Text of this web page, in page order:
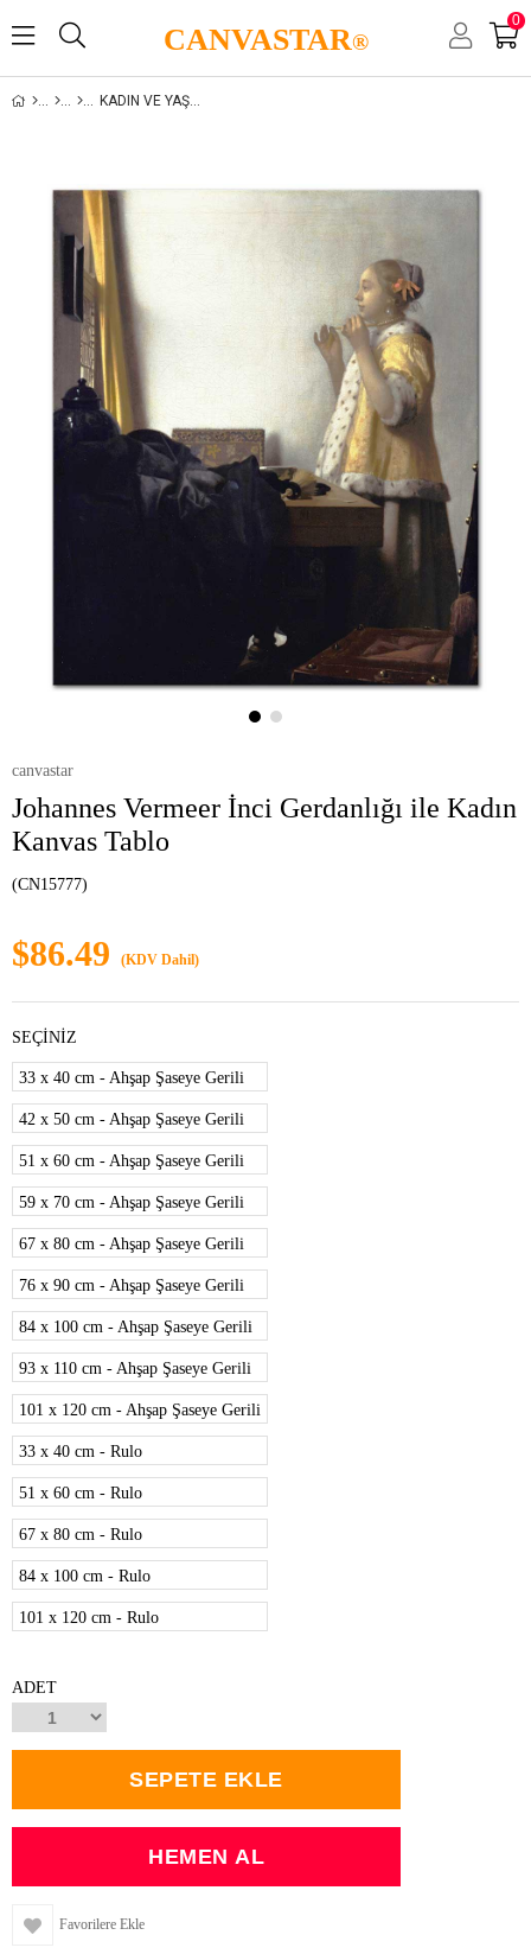
CANVASTAR®
0
KADIN VE YAŞAM
canvastar
Johannes Vermeer İnci Gerdanlığı ile Kadın
Kanvas Tablo
(CN15777)
$86.49 (KDV Dahil)
SEÇİNİZ
33 x 40 cm - Ahşap Şaseye Gerili
42 x 50 cm - Ahşap Şaseye Gerili
51 x 60 cm - Ahşap Şaseye Gerili
59 x 70 cm - Ahşap Şaseye Gerili
67 x 80 cm - Ahşap Şaseye Gerili
76 x 90 cm - Ahşap Şaseye Gerili
84 x 100 cm - Ahşap Şaseye Gerili
93 x 110 cm - Ahşap Şaseye Gerili
101 x 120 cm - Ahşap Şaseye Gerili
33 x 40 cm - Rulo
51 x 60 cm - Rulo
67 x 80 cm - Rulo
84 x 100 cm - Rulo
101 x 120 cm - Rulo
ADET
Favorilere Ekle